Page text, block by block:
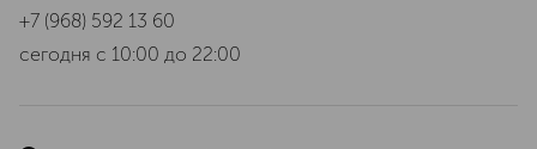
+7 (968) 592 13 60
сегодня с 10:00 до 22:00